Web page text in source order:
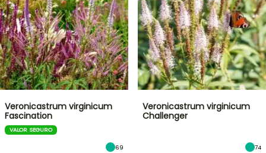
Veronicastrum virginicum
Fascination
VALOR SEGURO
69
Veronicastrum virginicum
Challenger
74